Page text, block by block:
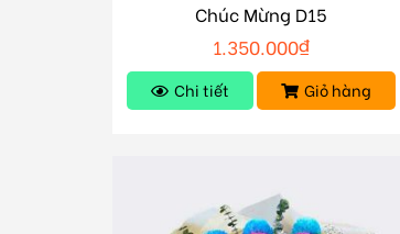
Chúc Mừng D15
1.350.000₫
Chi tiết Giỏ hàng